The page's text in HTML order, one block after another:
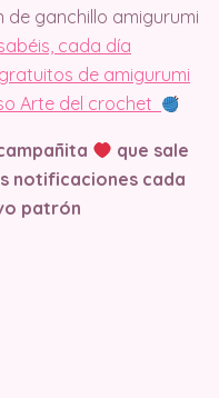
ganchillo amigurumi
cada día
de amigurumi
Arte del crochet
que sale
notificaciones cada
patrón